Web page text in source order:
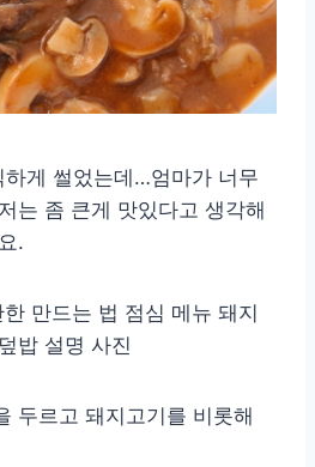
게 썰었는데…엄마가 너무
는 좀 큰게 맛있다고 생각해
.
두르고 돼지고기를 비롯해